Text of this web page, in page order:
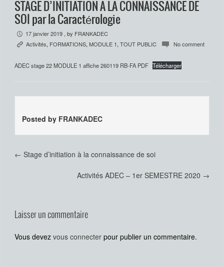
STAGE D’INITIATION A LA CONNAISSANCE DE
SOI par la Caractérologie
P 17 janvier 2019 , by FRANKADEC
K Activités, FORMATIONS, MODULE 1, TOUT PUBLIC c No comment
ADEC stage 22 MODULE 1 affiche 260119 RB-FA PDF Télécharger
Posted by FRANKADEC
← Stage d’initiation à la connaissance de soi
Activités ADEC – 1er SEMESTRE 2020 →
Laisser un commentaire
Vous devez vous connecter pour publier un commentaire.